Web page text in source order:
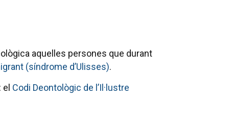
aquelles persones que durant
(síndrome d’Ulisses).
Codi Deontològic de l’Il·lustre